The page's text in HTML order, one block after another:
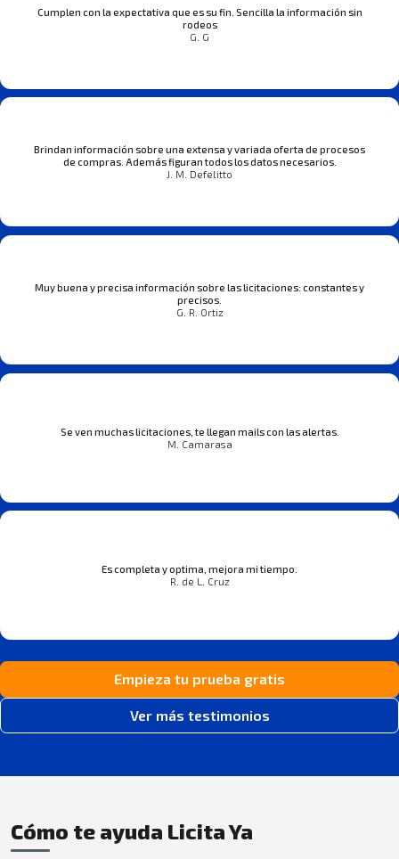
Cumplen con la expectativa que es su fin. Sencilla la información sin
rodeos
G. G
Brindan información sobre una extensa y variada oferta de procesos
de compras. Además figuran todos los datos necesarios.
J. M. Defelitto
Muy buena y precisa información sobre las licitaciones: constantes y
precisos.
G. R. Ortiz
Se ven muchas licitaciones, te llegan mails con las alertas.
M. Camarasa
Es completa y optima, mejora mi tiempo.
R. de L. Cruz
Empieza tu prueba gratis
Ver más testimonios
Cómo te ayuda Licita Ya